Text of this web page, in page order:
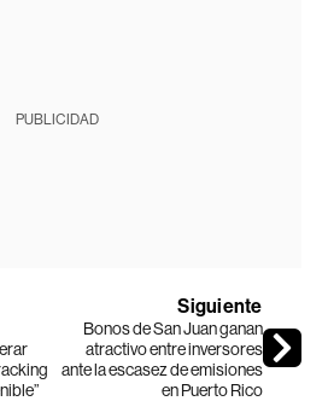
PUBLICIDAD
Siguiente
Bonos de San Juan ganan
atractivo entre inversores
ante la escasez de emisiones
en Puerto Rico